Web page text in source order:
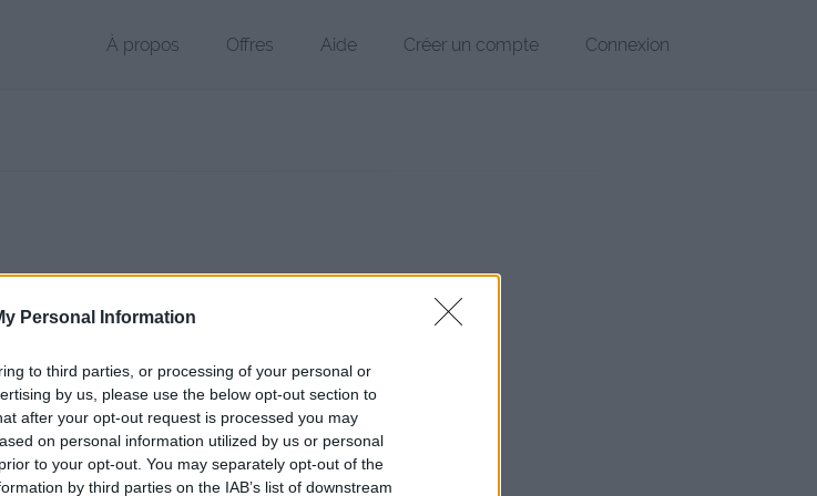
Personal Information
to third parties, or processing of your personal or
by us, please use the below opt-out section to
after your opt-out request is processed you may
on personal information utilized by us or personal
to your opt-out. You may separately opt-out of the
by third parties on the IAB’s list of downstream
À propos Offres Aide Créer un compte Connexion
pdf)
connus - Dernière vérification: 03/07
a été vue 801 fois depuis l'envoi du fichier
08/28/boekdesmodromie/ Copier